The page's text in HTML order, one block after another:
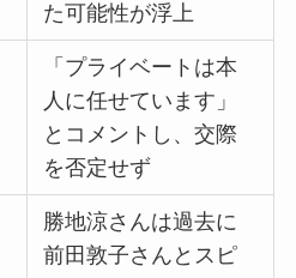
た可能性が浮上
「プライベートは本
人に任せています」
とコメントし、交際
を否定せず
勝地涼さんは過去に
前田敦子さんとスピ